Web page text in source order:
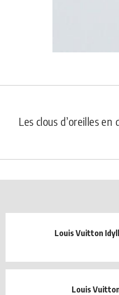
Les clous d’oreilles
Louis Vuitton
Louis